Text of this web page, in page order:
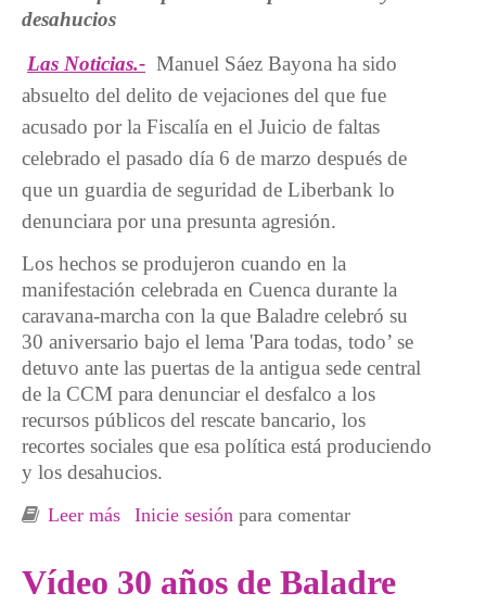
desahucios
Las Noticias.- Manuel Sáez Bayona ha sido
absuelto del delito de vejaciones del que fue
acusado por la Fiscalía en el Juicio de faltas
celebrado el pasado día 6 de marzo después de
que un guardia de seguridad de Liberbank lo
denunciara por una presunta agresión.
Los hechos se produjeron cuando en la
manifestación celebrada en Cuenca durante la
caravana-marcha con la que Baladre celebró su
30 aniversario bajo el lema 'Para todas, todo’ se
detuvo ante las puertas de la antigua sede central
de la CCM para denunciar el desfalco a los
recursos públicos del rescate bancario, los
recortes sociales que esa política está produciendo
y los desahucios.
Leer más sobre Absuelto un miembro de Baladre
durante una movilización
Inicie sesión para comentar
Vídeo 30 años de Baladre